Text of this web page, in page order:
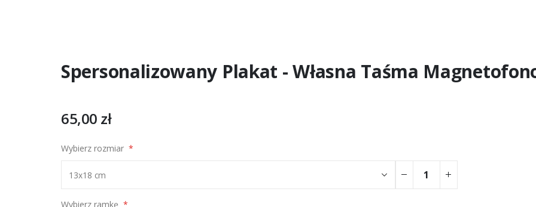
Spersonalizowany Plakat - Własna Taśma
65,00 zł
Wybierz rozmiar
Wybierz ramkę